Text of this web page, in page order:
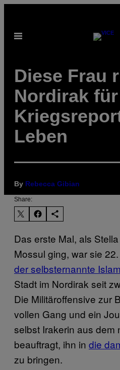
content
Open
Diese Frau
Nordirak für
Leben
By Rebecca Gibian
Share:
Das erste Mal, als
Mossul ging, war sie
der selbsternannte
Stadt im Nordirak seit
Die Militäroffensive zur
vollen Gang und ein
selbst Irakerin aus dem
beauftragt, ihn in die
zu bringen.